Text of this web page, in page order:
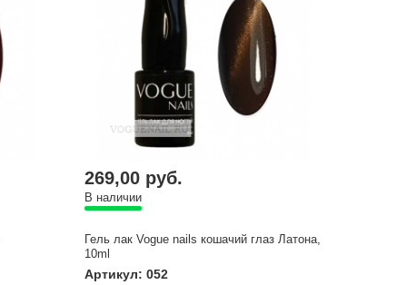
269,00 руб.
В наличии
Гель лак Vogue nails кошачий глаз Латона,
10ml
Артикул: 052